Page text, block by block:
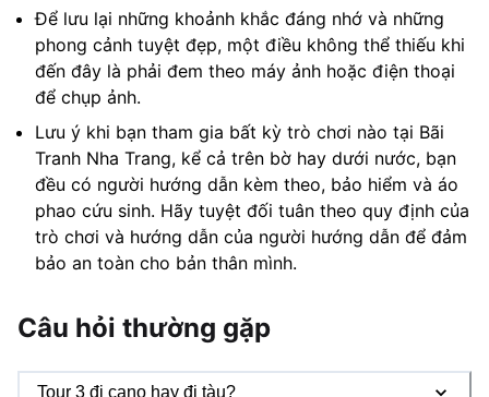
Để lưu lại những khoảnh khắc đáng nhớ và những
phong cảnh tuyệt đẹp, một điều không thể thiếu khi
đến đây là phải đem theo máy ảnh hoặc điện thoại
để chụp ảnh.
Lưu ý khi bạn tham gia bất kỳ trò chơi nào tại Bãi
Tranh Nha Trang, kể cả trên bờ hay dưới nước, bạn
đều có người hướng dẫn kèm theo, bảo hiểm và áo
phao cứu sinh. Hãy tuyệt đối tuân theo quy định của
trò chơi và hướng dẫn của người hướng dẫn để đảm
bảo an toàn cho bản thân mình.
Câu hỏi thường gặp
Tour 3 đi cano hay đi tàu?